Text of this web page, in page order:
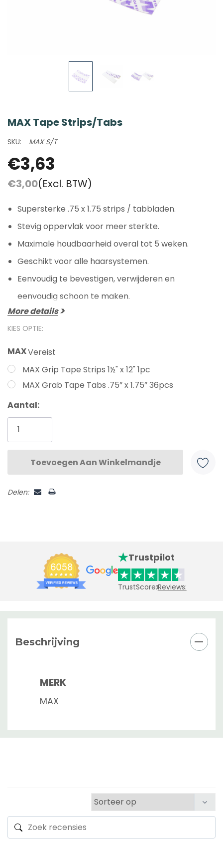
MAX Tape Strips/Tabs
SKU: MAX S/T
€3,63
€3,00(Excl. BTW)
Supersterke .75 x 1.75 strips / tabbladen.
Stevig oppervlak voor meer sterkte.
Maximale houdbaarheid overal tot 5 weken.
Geschikt voor alle haarsystemen.
Eenvoudig te bevestigen, verwijderen en
eenvoudig schoon te maken.
More details
KIES OPTIE:
MAXVereist
MAX Grip Tape Strips 1½" x 12" 1pc
MAX Grab Tape Tabs .75” x 1.75” 36pcs
Huidige
voorraad:
Aantal:
Delen:
Trustpilot
TrustScore:Reviews:
Beschrijving
MERK
MAX